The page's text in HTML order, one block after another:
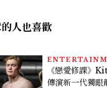
人也喜歡
《戀愛修課》
傳演新一代獨眼